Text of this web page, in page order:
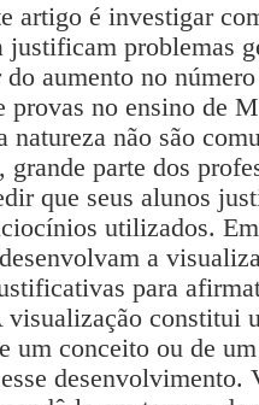
artigo é investigar
justificam problemas
aumento no
provas no ensino de
natureza não são
grande parte dos
que seus alunos
utilizados.
a
para
visualização constitui
um conceito ou de
desenvolvimento.